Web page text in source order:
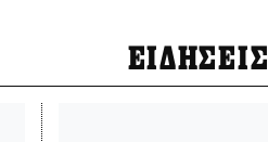
ΕΙΔΗΣΕΙΣ